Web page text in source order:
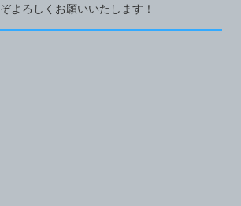
よろしくお願いいたします！